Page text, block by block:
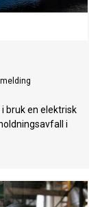
bruk en elektrisk
i